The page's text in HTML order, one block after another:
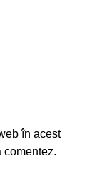
în acest
comentez.